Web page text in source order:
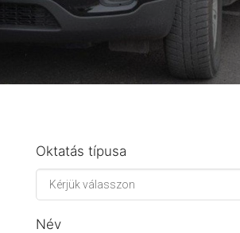
Oktatás típusa
Név